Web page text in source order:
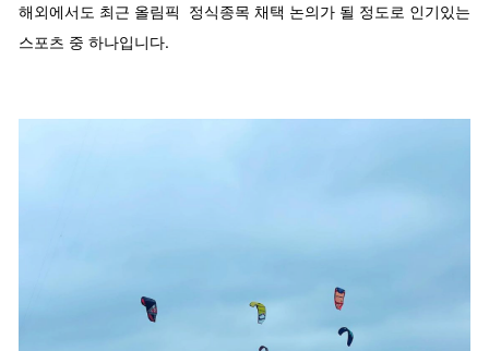
해외에서도 최근 올림픽 정식종목 채택 논의가 될 정도로 인기있는
스포츠 중 하나입니다.